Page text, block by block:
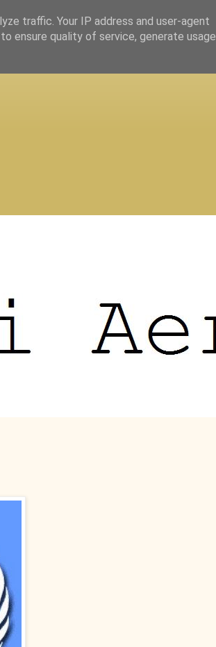
traffic. Your IP address and user-agent
ensure quality of service, generate usage